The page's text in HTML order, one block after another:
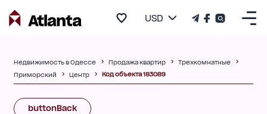
USD
Недвижимость в Одессе Продажа квартир
Трехкомнатные
Приморский
Центр Код объекта 183089
buttonBack